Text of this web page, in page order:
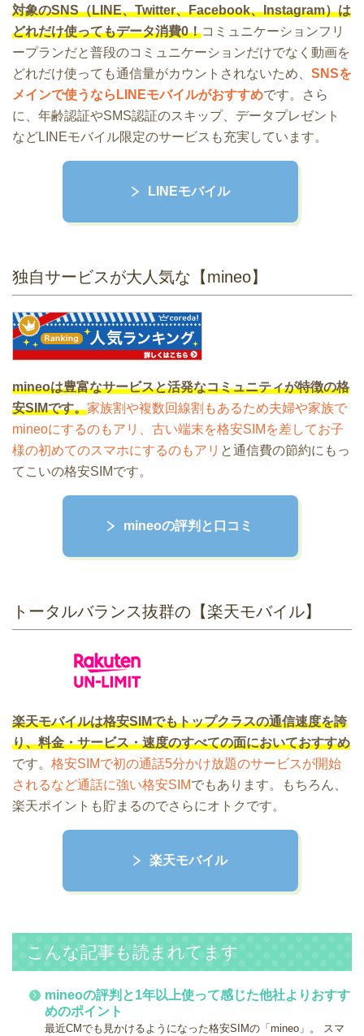
対象のSNS（LINE、Twitter、Facebook、Instagram）は
どれだけ使ってもデータ消費0！コミュニケーションフリ
ープランだと普段のコミュニケーションだけでなく動画を
どれだけ使っても通信量がカウントされないため、 SNSを
メインで使うならLINEモバイルがおすすめです。さら
に、年齢認証やSMS認証のスキップ、データプレゼント
などLINEモバイル限定のサービスも充実しています。
LINEモバイル
独自サービスが大人気な【mineo】
mineoは豊富なサービスと活発なコミュニティが特徴の格
安SIMです。家族割や複数回線割もあるため夫婦や家族で
mineoにするのもアリ、古い端末を格安SIMを差してお子
様の初めてのスマホにするのもアリ と通信費の節約にもっ
てこいの格安SIMです。
mineoの評判と口コミ
トータルバランス抜群の【楽天モバイル】
楽天モバイルは格安SIMでもトップクラスの通信速度を誇
り、料金・サービス・速度のすべての面においておすすめ
です。 格安SIMで初の通話5分かけ放題のサービスが開始
されるなど通話に強い格安SIMでもあります。もちろん、
楽天ポイントも貯まるのでさらにオトクです。
楽天モバイル
こんな記事も読まれてます
mineoの評判と1年以上使って感じた他社よりおすす
めのポイント
最近CMでも見かけるようになった格安SIMの「mineo」。 スマ